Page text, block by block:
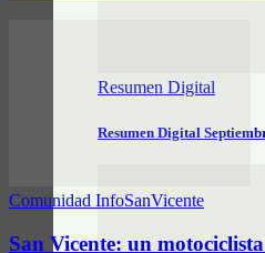
Resumen Digital
Resumen Digital
Comunidad InfoSanVicente
San Vicente: un